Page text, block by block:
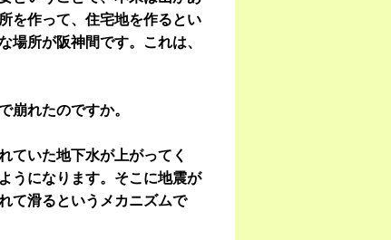
を作って、住宅地を作るとい
場所が阪神間です。これは、
崩れたのですか。
ていた地下水が上がってく
うになります。そこに地震が
て滑るというメカニズムで